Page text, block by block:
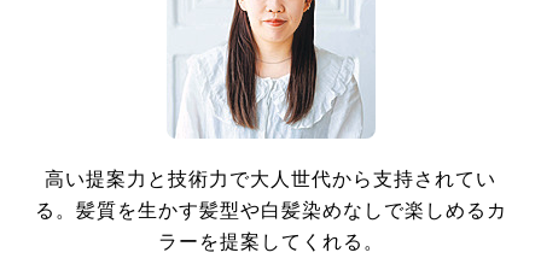
高い提案力と技術力で大人世代から支持されてい
る。髪質を生かす髪型や白髪染めなしで楽しめるカ
ラーを提案してくれる。